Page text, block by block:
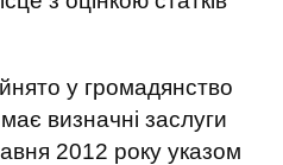
у громадянство
визначні заслуги
2012 року указом